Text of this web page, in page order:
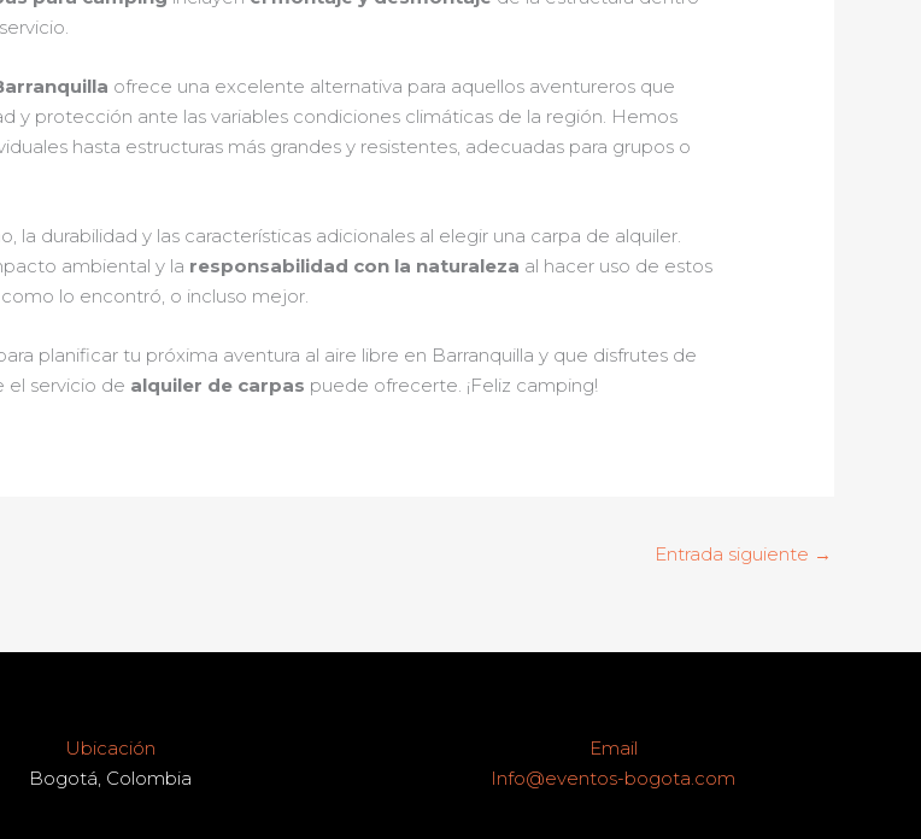
ofrece una excelente alternativa para aquellos aventureros que
y protección ante las variables condiciones climáticas de la región. Hemos
hasta estructuras más grandes y resistentes, adecuadas para grupos o
durabilidad y las características adicionales al elegir una carpa de alquiler.
ambiental y la responsabilidad con la naturaleza al hacer uso de estos
lo encontró, o incluso mejor.
planificar tu próxima aventura al aire libre en Barranquilla y que disfrutes de
el servicio de alquiler de carpas puede ofrecerte. ¡Feliz camping!
Entrada siguiente →
Ubicación
Bogotá, Colombia
Email
Info@eventos-bogota.com